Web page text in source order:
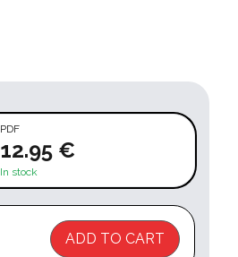
PDF
12.95 €
In stock
ADD TO CART